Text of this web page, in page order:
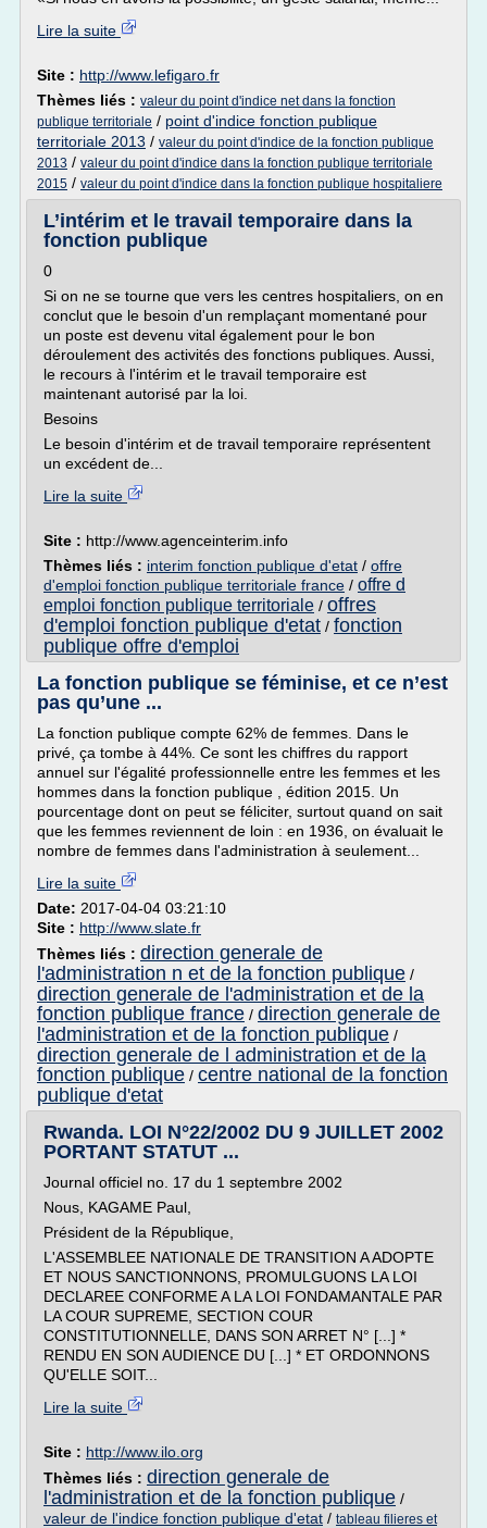
Lire la suite
Site : http://www.lefigaro.fr
Thèmes liés : valeur du point d'indice net dans la fonction
publique territoriale / point d'indice fonction publique
territoriale 2013 / valeur du point d'indice de la fonction publique
2013 / valeur du point d'indice dans la fonction publique territoriale
2015 / valeur du point d'indice dans la fonction publique hospitaliere
L’intérim et le travail temporaire dans la
fonction publique
0
Si on ne se tourne que vers les centres hospitaliers, on en
conclut que le besoin d'un remplaçant momentané pour
un poste est devenu vital également pour le bon
déroulement des activités des fonctions publiques. Aussi,
le recours à l'intérim et le travail temporaire est
maintenant autorisé par la loi.
Besoins
Le besoin d'intérim et de travail temporaire représentent
un excédent de...
Lire la suite
Site : http://www.agenceinterim.info
Thèmes liés : interim fonction publique d'etat / offre
d'emploi fonction publique territoriale france / offre d
emploi fonction publique territoriale / offres
d'emploi fonction publique d'etat / fonction
publique offre d'emploi
La fonction publique se féminise, et ce n’est
pas qu’une ...
La fonction publique compte 62% de femmes. Dans le
privé, ça tombe à 44%. Ce sont les chiffres du rapport
annuel sur l'égalité professionnelle entre les femmes et les
hommes dans la fonction publique , édition 2015. Un
pourcentage dont on peut se féliciter, surtout quand on sait
que les femmes reviennent de loin : en 1936, on évaluait le
nombre de femmes dans l'administration à seulement...
Lire la suite
Date: 2017-04-04 03:21:10
Site : http://www.slate.fr
Thèmes liés : direction generale de
l'administration n et de la fonction publique /
direction generale de l'administration et de la
fonction publique france / direction generale de
l'administration et de la fonction publique /
direction generale de l administration et de la
fonction publique / centre national de la fonction
publique d'etat
Rwanda. LOI N°22/2002 DU 9 JUILLET 2002
PORTANT STATUT ...
Journal officiel no. 17 du 1 septembre 2002
Nous, KAGAME Paul,
Président de la République,
L'ASSEMBLEE NATIONALE DE TRANSITION A ADOPTE
ET NOUS SANCTIONNONS, PROMULGUONS LA LOI
DECLAREE CONFORME A LA LOI FONDAMANTALE PAR
LA COUR SUPREME, SECTION COUR
CONSTITUTIONNELLE, DANS SON ARRET N° [...] *
RENDU EN SON AUDIENCE DU [...] * ET ORDONNONS
QU'ELLE SOIT...
Lire la suite
Site : http://www.ilo.org
Thèmes liés : direction generale de
l'administration et de la fonction publique /
valeur de l'indice fonction publique d'etat / tableau filieres et